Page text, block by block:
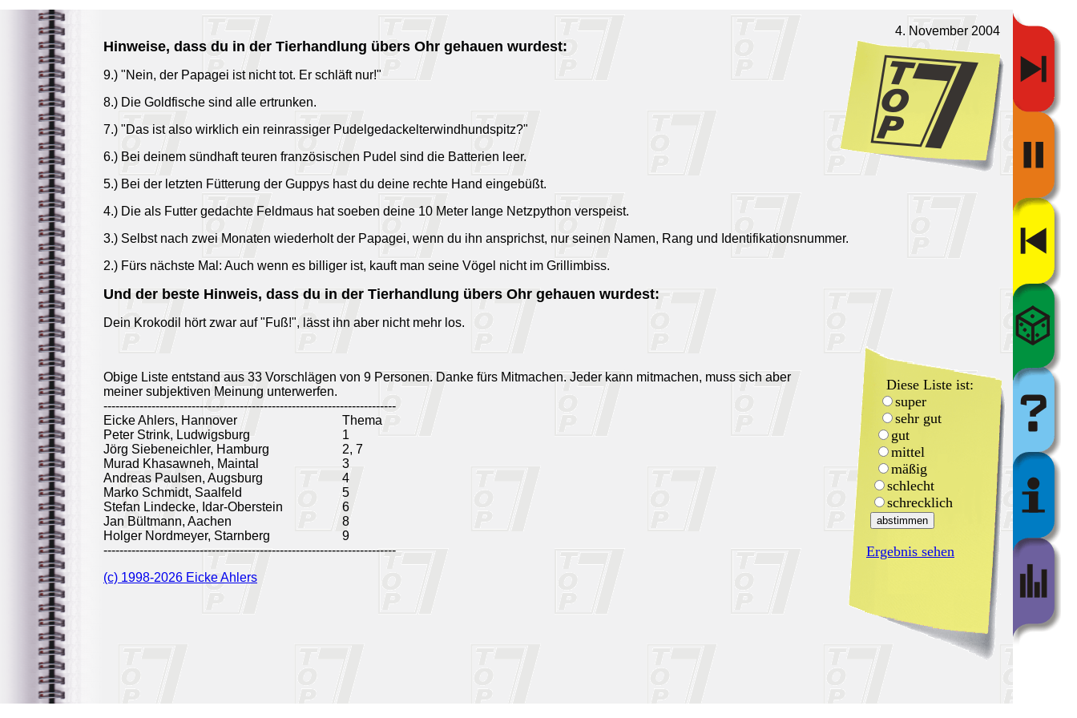
4. November 2004
Hinweise, dass du in der Tierhandlung übers Ohr gehauen wurdest:
9.) "Nein, der Papagei ist nicht tot. Er schläft nur!"
8.) Die Goldfische sind alle ertrunken.
7.) "Das ist also wirklich ein reinrassiger Pudelgedackelterwindhundspitz?"
6.) Bei deinem sündhaft teuren französischen Pudel sind die Batterien leer.
5.) Bei der letzten Fütterung der Guppys hast du deine rechte Hand eingebüßt.
4.) Die als Futter gedachte Feldmaus hat soeben deine 10 Meter lange Netzpython verspeist.
3.) Selbst nach zwei Monaten wiederholt der Papagei, wenn du ihn ansprichst, nur seinen Namen, Rang und Identifikationsnummer.
2.) Fürs nächste Mal: Auch wenn es billiger ist, kauft man seine Vögel nicht im Grillimbiss.
Und der beste Hinweis, dass du in der Tierhandlung übers Ohr gehauen wurdest:
Dein Krokodil hört zwar auf "Fuß!", lässt ihn aber nicht mehr los.
Obige Liste entstand aus 33 Vorschlägen von 9 Personen. Danke fürs Mitmachen. Jeder kann mitmachen, muss sich aber
meiner subjektiven Meinung unterwerfen.
-------------------------------------------------------------------------
Eicke Ahlers, Hannover
Thema
Peter Strink, Ludwigsburg
1
Jörg Siebeneichler, Hamburg
2, 7
Murad Khasawneh, Maintal
3
Andreas Paulsen, Augsburg
4
Marko Schmidt, Saalfeld
5
Stefan Lindecke, Idar-Oberstein
6
Jan Bültmann, Aachen
8
Holger Nordmeyer, Starnberg
9
-------------------------------------------------------------------------
(c) 1998-2026 Eicke Ahlers
Diese Liste ist:
super
sehr gut
gut
mittel
mäßig
schlecht
schrecklich
Ergebnis sehen